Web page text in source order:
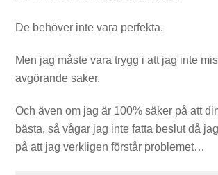
De behöver inte vara perfekta.
Men jag måste vara trygg i att jag inte
avgörande saker.
Och även om jag är 100% säker på att
bästa, så vågar jag inte fatta beslut då
på att jag verkligen förstår problemet…